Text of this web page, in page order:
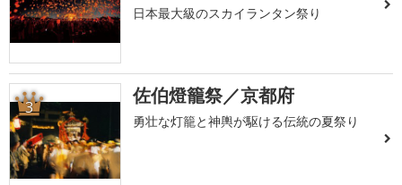
日本最大級のスカイランタン祭り
3 佐伯燈籠祭／京都府
勇壮な灯籠と神輿が駆ける伝統の夏祭り